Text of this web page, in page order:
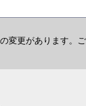
変更があります。